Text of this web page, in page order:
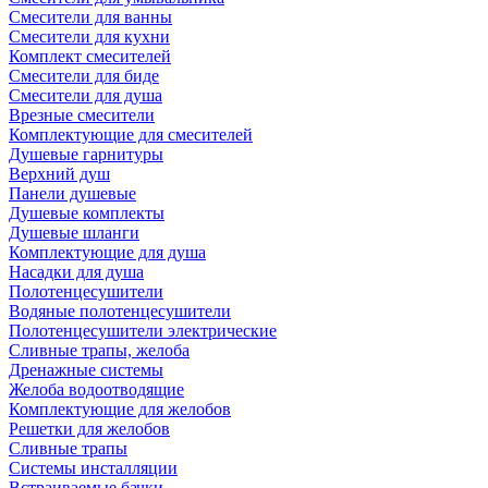
Смесители для ванны
Смесители для кухни
Комплект смесителей
Смесители для биде
Смесители для душа
Врезные смесители
Комплектующие для смесителей
Душевые гарнитуры
Верхний душ
Панели душевые
Душевые комплекты
Душевые шланги
Комплектующие для душа
Насадки для душа
Полотенцесушители
Водяные полотенцесушители
Полотенцесушители электрические
Сливные трапы, желоба
Дренажные системы
Желоба водоотводящие
Комплектующие для желобов
Решетки для желобов
Сливные трапы
Системы инсталляции